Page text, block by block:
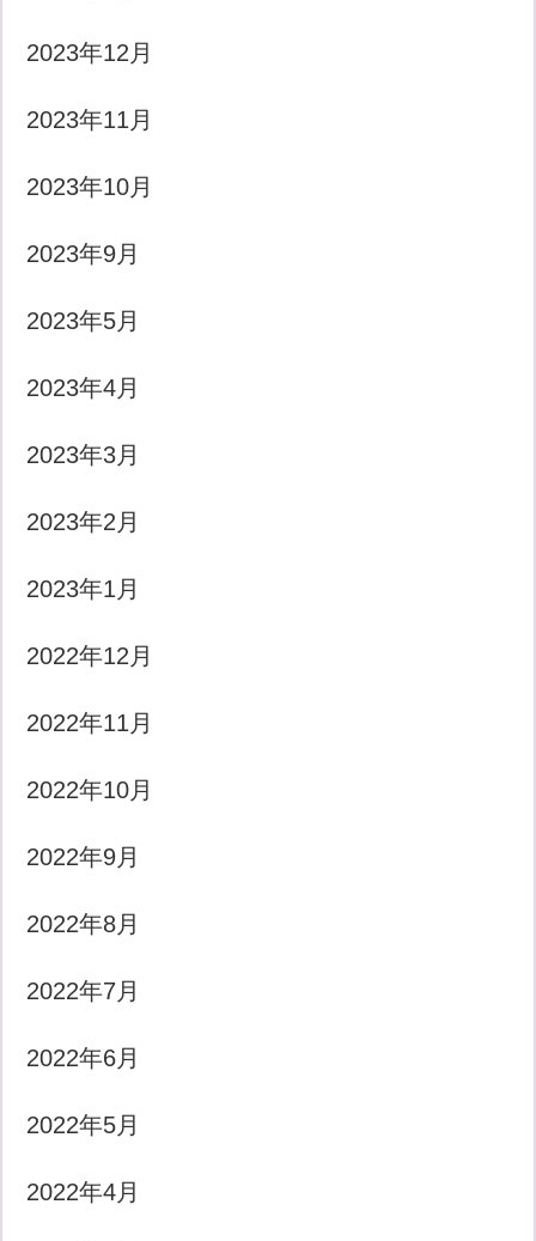
2023年12月
2023年11月
2023年10月
2023年9月
2023年5月
2023年4月
2023年3月
2023年2月
2023年1月
2022年12月
2022年11月
2022年10月
2022年9月
2022年8月
2022年7月
2022年6月
2022年5月
2022年4月